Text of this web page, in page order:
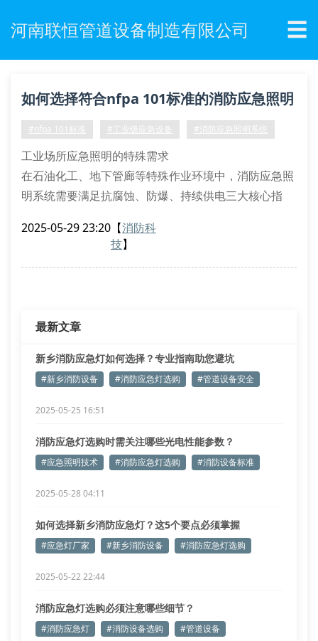
河南联恒管道设备制造有限公司 ☰
如何选择符合nfpa 101标准的消防应急照明
系统？
#nfpa 101标准 #工业级应急设备 #消防应急照明系统
工业场所应急照明的特殊需求
在石油化工、地下管廊等特殊作业环境中，消防应急照
明系统需要满足抗腐蚀、防爆、持续供电三大核心指
用6063-t5铝合金基材配合粉末静电喷涂工艺，表面耐
照度补偿算法：搭载μc/os-
2025-05-29 23:20 【消防科
技】
最新文章
新乡消防应急灯如何选择？专业指南助您避坑
#新乡消防设备 #消防应急灯选购 #管道设备安全
2025-05-25 16:51
消防应急灯选购时需关注哪些光电性能参数？
#应急照明技术 #消防应急灯选购 #消防设备标准
2025-05-28 04:11
如何选择新乡消防应急灯？这5个要点必须掌握
#应急灯厂家 #新乡消防设备 #消防应急灯选购
2025-05-22 22:44
消防应急灯选购必须注意哪些细节？
#消防应急灯 #消防设备选购 #管道设备